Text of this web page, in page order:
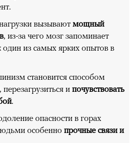
вызывают мощный
, из-за чего мозг запоминает
один из самых ярких опытов в
становится способом
и почувствовать
.
опасности в горах
особенно прочные связи и